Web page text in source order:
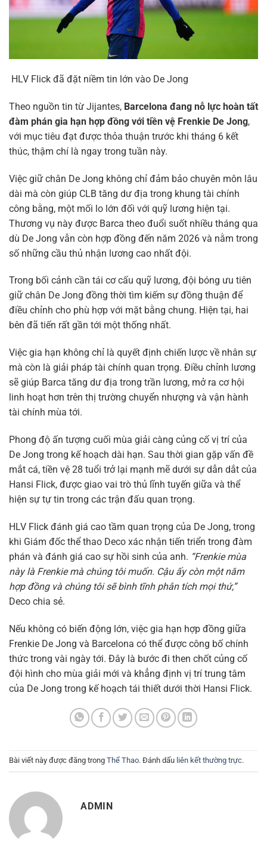
HLV Flick đã đặt niềm tin lớn vào De Jong
Theo nguồn tin từ Jijantes, Barcelona đang nỗ lực hoàn tất
đàm phán gia hạn hợp đồng với tiền vệ Frenkie De Jong,
với mục tiêu đạt được thỏa thuận trước khi tháng 6 kết
thúc, thậm chí là ngay trong tuần này.
Việc giữ chân De Jong không chỉ đảm bảo chuyên môn lâu
dài mà còn giúp CLB tăng dư địa trong khung tài chính
công bằng, một mối lo lớn đối với quỹ lương hiện tại.
Thương vụ này được Barca theo đuổi suốt nhiều tháng qua
dù De Jong vẫn còn hợp đồng đến năm 2026 và nằm trong
số những cầu thủ nhận lương cao nhất đội.
Trong bối cảnh cần tái cơ cấu quỹ lương, đội bóng ưu tiên
giữ chân De Jong đồng thời tìm kiếm sự đồng thuận để
điều chỉnh cho phù hợp với mặt bằng chung. Hiện tại, hai
bên đã tiến rất gần tới một thống nhất.
Việc gia hạn không chỉ là quyết định chiến lược về nhân sự
mà còn là giải pháp tài chính quan trọng. Điều chỉnh lương
sẽ giúp Barca tăng dư địa trong trần lương, mở ra cơ hội
linh hoạt hơn trên thị trường chuyển nhượng và vận hành
tài chính mùa tới.
Phong độ ấn tượng cuối mùa giải càng củng cố vị trí của
De Jong trong kế hoạch dài hạn. Sau thời gian gặp vấn đề
mắt cá, tiền vệ 28 tuổi trở lại mạnh mẽ dưới sự dẫn dắt của
Hansi Flick, được giao vai trò thủ lĩnh tuyến giữa và thể
hiện sự tự tin trong các trận đấu quan trọng.
HLV Flick đánh giá cao tầm quan trọng của De Jong, trong
khi Giám đốc thể thao Deco xác nhận tiến triển trong đàm
phán và đánh giá cao sự hồi sinh của anh. “Frenkie mùa
này là Frenkie mà chúng tôi muốn. Cậu ấy còn một năm
hợp đồng và chúng tôi sẽ bình tĩnh phân tích mọi thứ,”
Deco chia sẻ.
Nếu không có biến động lớn, việc gia hạn hợp đồng giữa
Frenkie De Jong và Barcelona có thể được công bố chính
thức trong vài ngày tới. Đây là bước đi then chốt củng cố
đội hình cho mùa giải mới và khẳng định vị trí trung tâm
của De Jong trong kế hoạch tái thiết dưới thời Hansi Flick.
Bài viết này được đăng trong Thể Thao. Đánh dấu liên kết thường trực.
ADMIN